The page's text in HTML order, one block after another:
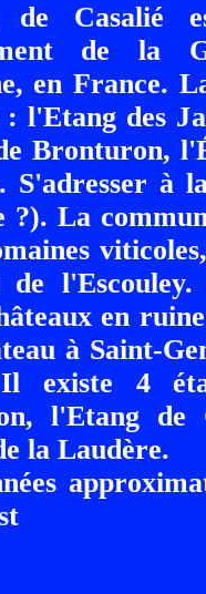
de Casalié
de la
en France.
: l'Etang des
Bronturon,
S'adresser à
?). La
de
en
à Saint-
existe 4
l'Etang de
la Laudère.